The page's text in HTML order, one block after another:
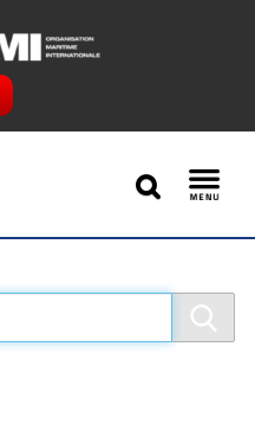
SEARCH